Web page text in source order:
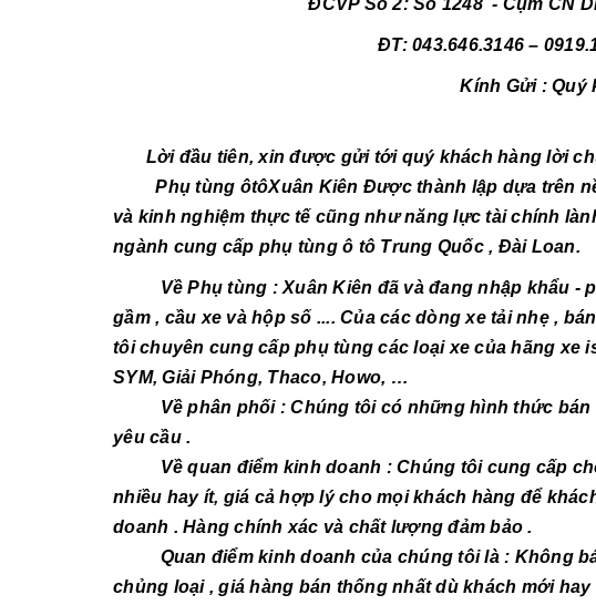
ĐT: 043.646.3146 –
Kính Gửi : Quý
Lời đầu tiên, xin được gửi tới quý khách hàng lời
Phụ tùng ôtôXuân Kiên Được thành lập dựa trên
và kinh nghiệm thực tế cũng như năng lực tài chính
ngành cung cấp phụ tùng ô tô Trung Quốc , Đài Loan.
Về Phụ tùng : Xuân Kiên đã và đang nhập khẩu -
gầm , cầu xe và hộp số .... Của các dòng xe tải nhẹ ,
tôi chuyên cung cấp phụ tùng các loại xe của hãng xe
SYM, Giải Phóng, Thaco, Howo, …
Về phân phối : Chúng tôi có những hình thức bán
yêu cầu .
Về quan điểm kinh doanh : Chúng tôi cung cấp
nhiều hay ít, giá cả hợp lý cho mọi khách hàng để
doanh . Hàng chính xác và chất lượng đảm bảo .
Quan điểm kinh doanh của chúng tôi là : Không
chủng loại , giá hàng bán thống nhất dù khách mới